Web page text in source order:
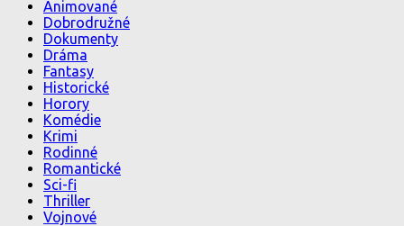
Animované
Dobrodružné
Dokumenty
Dráma
Fantasy
Historické
Horory
Komédie
Krimi
Rodinné
Romantické
Sci-fi
Thriller
Vojnové